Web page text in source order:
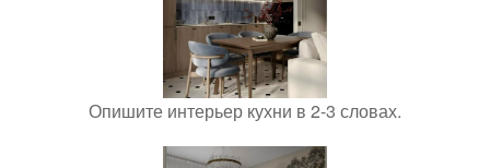
Опишите интерьер кухни в 2-3 словах.